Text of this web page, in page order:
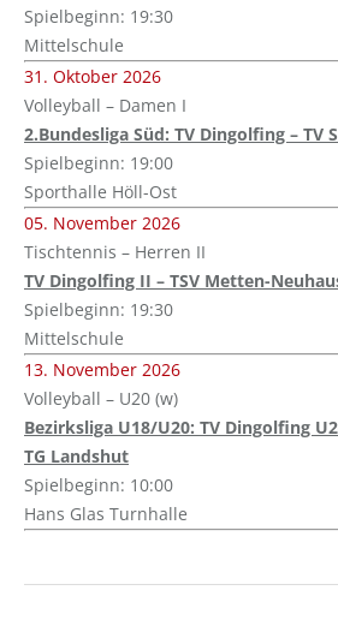
Spielbeginn: 19:30
Mittelschule
31. Oktober 2026
Volleyball – Damen I
2.Bundesliga Süd: TV Dingolfing – TV
Spielbeginn: 19:00
Sporthalle Höll-Ost
05. November 2026
Tischtennis – Herren II
TV Dingolfing II – TSV Metten-
Spielbeginn: 19:30
Mittelschule
13. November 2026
Volleyball – U20 (w)
Bezirksliga U18/U20: TV Dingolfing
TG Landshut
Spielbeginn: 10:00
Hans Glas Turnhalle